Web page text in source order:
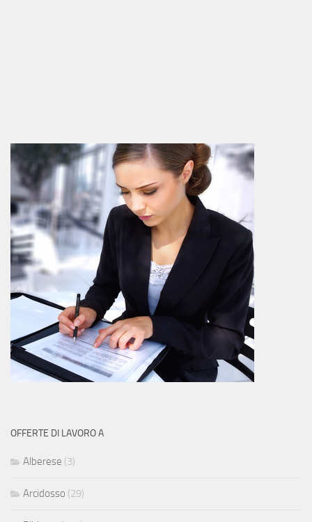
OFFERTE DI LAVORO A
Alberese (3)
Arcidosso (29)